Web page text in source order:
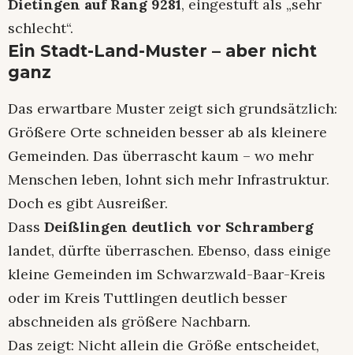
Dietingen auf Rang 9281, eingestuft als „sehr
schlecht“.
Ein Stadt-Land-Muster – aber nicht
ganz
Das erwartbare Muster zeigt sich grundsätzlich:
Größere Orte schneiden besser ab als kleinere
Gemeinden. Das überrascht kaum – wo mehr
Menschen leben, lohnt sich mehr Infrastruktur.
Doch es gibt Ausreißer.
Dass Deißlingen deutlich vor Schramberg
landet, dürfte überraschen. Ebenso, dass einige
kleine Gemeinden im Schwarzwald-Baar-Kreis
oder im Kreis Tuttlingen deutlich besser
abschneiden als größere Nachbarn.
Das zeigt: Nicht allein die Größe entscheidet,